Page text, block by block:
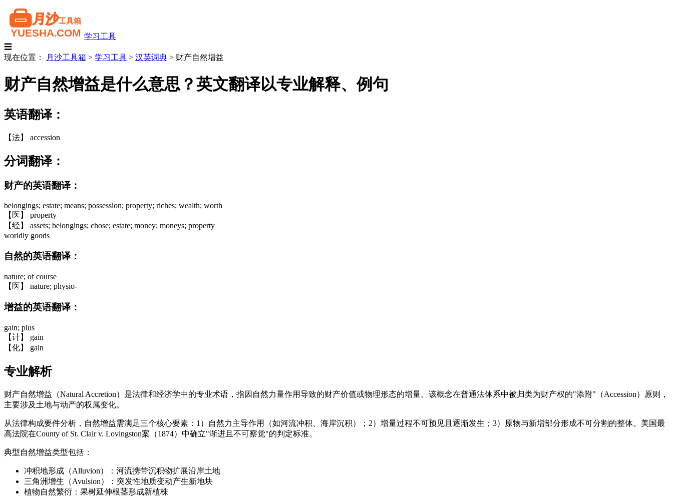
学习工具
☰
现在位置：
月沙工具箱 > 学习工具 > 汉英词典 > 财产自然增益
财产自然增益是什么意思？英文翻译以专业解释、例句
英语翻译：
【法】 accession
分词翻译：
财产的英语翻译：
belongings; estate; means; possession; property; riches; wealth; worth
【医】 property
【经】 assets; belongings; chose; estate; money; moneys; property
worldly goods
自然的英语翻译：
nature; of course
【医】 nature; physio-
增益的英语翻译：
gain; plus
【计】 gain
【化】 gain
专业解析
财产自然增益（Natural Accretion）是法律和经济学中的专业术语，指因自然力量作用导致的财产价值或物理形态的增量。该概念在普通法体系中被归类为财产权的"添附"（Accession）原则，
主要涉及土地与动产的权属变化。
从法律构成要件分析，自然增益需满足三个核心要素：1）自然力主导作用（如河流冲积、海岸沉积）；2）增量过程不可预见且逐渐发生；3）原物与新增部分形成不可分割的整体。美国最
高法院在County of St. Clair v. Lovingston案（1874）中确立"渐进且不可察觉"的判定标准。
典型自然增益类型包括：
冲积地形成（Alluvion）：河流携带沉积物扩展沿岸土地
三角洲增生（Avulsion）：突发性地质变动产生新地块
植物自然繁衍：果树延伸根茎形成新植株